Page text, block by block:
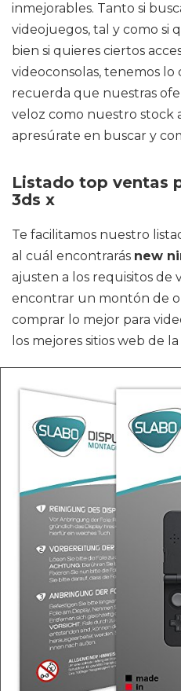
inmejorables. Tanto si
videojuegos, tal y como si
bien si quieres ciertos
videoconsolas, tenemos lo
recuerda que nuestras
veloz como nuestro stock
apresúrate en buscar y
Listado top ventas
3ds x
Te facilitamos nuestro
al cuál encontrarás new
ajusten a los requisitos de
encontrar un montón de
comprar lo mejor para
los mejores sitios web de